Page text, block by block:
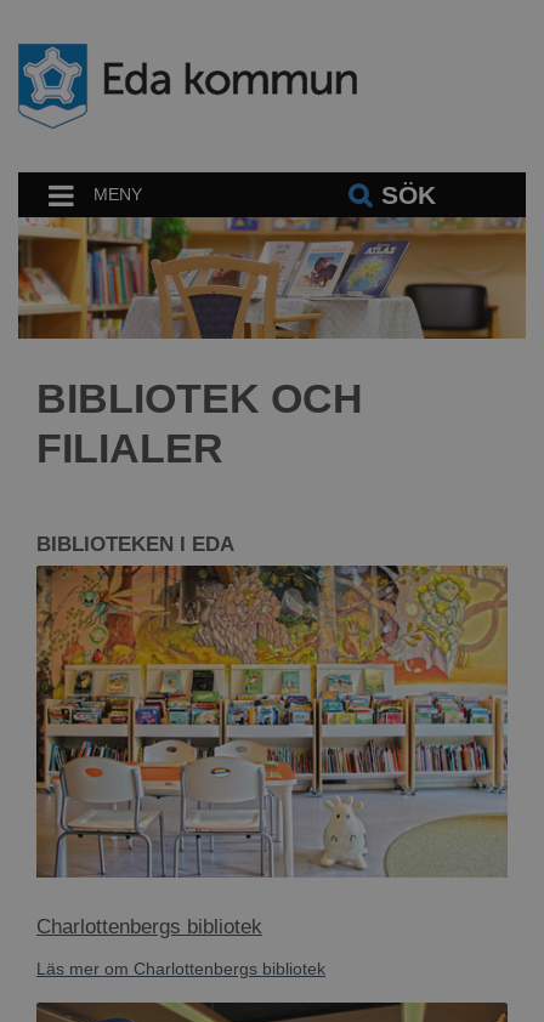
MENY SÖK
BIBLIOTEK OCH
FILIALER
BIBLIOTEKEN I EDA
Charlottenbergs bibliotek
Läs mer om Charlottenbergs bibliotek